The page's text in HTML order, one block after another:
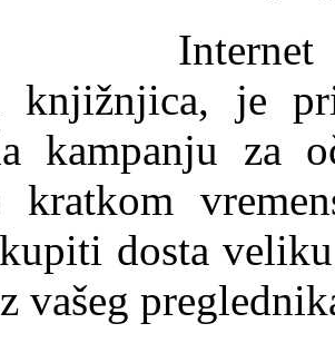
knjižnjica, je
kampanju za
kratkom
dosta
vašeg